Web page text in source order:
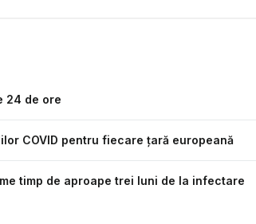
24 de ore
COVID pentru fiecare țară europeană
timp de aproape trei luni de la infectare